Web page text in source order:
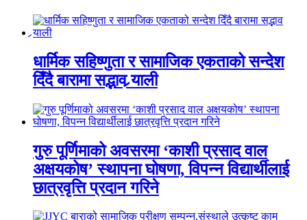
धार्मिक सहिष्णुता र सामाजिक एकताको सन्देश
दिँदै बारामा सद्भाव र्‍याली
गुरु पूर्णिमाको अवसरमा ‘काशी प्रसाद वाल
अक्षयकोष’ स्थापना घोषणा, विपन्न विद्यार्थीलाई
छात्रवृत्ति प्रदान गरिने